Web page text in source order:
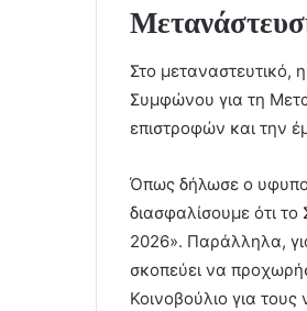
Στο μεταναστευτικό,
Συμφώνου για τη
επιστροφών και την
Όπως δήλωσε ο
διασφαλίσουμε ότι
2026». Παράλληλα,
σκοπεύει να
Κοινοβούλιο για